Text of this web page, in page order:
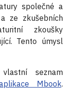
společné a
ze zkušebních
zkoušky
Tento úmysl
seznam
Mbook.